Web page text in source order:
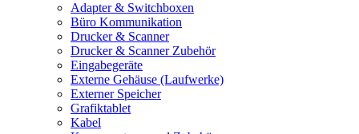
Adapter & Switchboxen
Büro Kommunikation
Drucker & Scanner
Drucker & Scanner Zubehör
Eingabegeräte
Externe Gehäuse (Laufwerke)
Externer Speicher
Grafiktablet
Kabel